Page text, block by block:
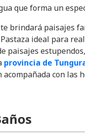
que forma un
brindará paisajes
ideal para
paisajes
provincia de
con las